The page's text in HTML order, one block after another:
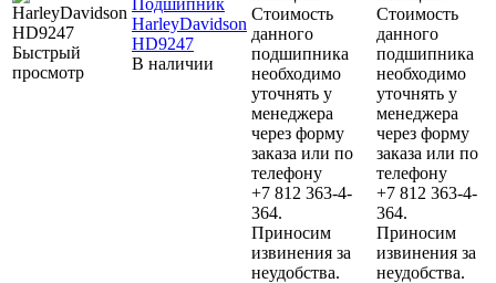
Быстрый
просмотр
HarleyDavidson
HD9247
В наличии
Стоимость
данного
подшипника
необходимо
уточнять у
менеджера
через форму
заказа или по
телефону
+7 812 363-4-
364.
Приносим
извинения за
неудобства.
Стоимость
данного
подшипника
необходимо
уточнять у
менеджера
через форму
заказа или по
телефону
+7 812 363-4-
364.
Приносим
извинения за
неудобства.